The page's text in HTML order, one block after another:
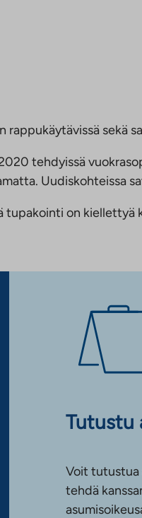
sekä
tehdyissä
Uudiskohteissa
on kiellettyä
Tutustu
Voit tutustua
tehdä